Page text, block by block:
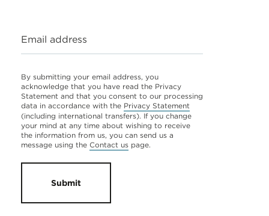
Email address
By submitting your email address, you
acknowledge that you have read the Privacy
Statement and that you consent to our processing
data in accordance with the Privacy Statement
(including international transfers). If you change
your mind at any time about wishing to receive
the information from us, you can send us a
message using the Contact us page.
Submit